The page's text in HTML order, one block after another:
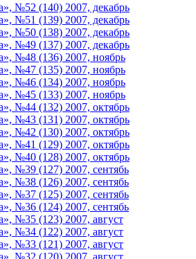
№52 (140) 2007, декабрь
№51 (139) 2007, декабрь
№50 (138) 2007, декабрь
№49 (137) 2007, декабрь
№48 (136) 2007, ноябрь
№47 (135) 2007, ноябрь
№46 (134) 2007, ноябрь
№45 (133) 2007, ноябрь
№44 (132) 2007, октябрь
№43 (131) 2007, октябрь
№42 (130) 2007, октябрь
№41 (129) 2007, октябрь
№40 (128) 2007, октябрь
№39 (127) 2007, сентябь
№38 (126) 2007, сентябь
№37 (125) 2007, сентябь
№36 (124) 2007, сентябь
№35 (123) 2007, август
№34 (122) 2007, август
№33 (121) 2007, август
№32 (120) 2007, август